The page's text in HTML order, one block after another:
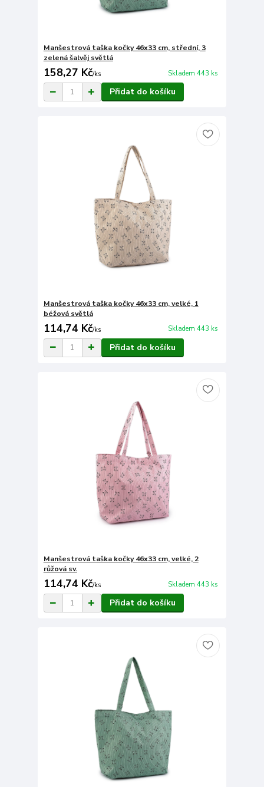
Manšestrová taška kočky 46x33 cm, střední, 3
zelená šalvěj světlá
158,27 Kč/ks Skladem 443 ks
Přidat do košíku
Manšestrová taška kočky 46x33 cm, velké, 1
béžová světlá
114,74 Kč/ks Skladem 443 ks
Přidat do košíku
Manšestrová taška kočky 46x33 cm, velké, 2
růžová sv.
114,74 Kč/ks Skladem 443 ks
Přidat do košíku